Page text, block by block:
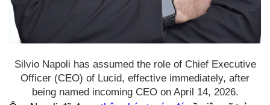
Silvio Napoli has assumed the role of Chief Executive
Officer (CEO) of Lucid, effective immediately, after
being named incoming CEO on April 14, 2026.